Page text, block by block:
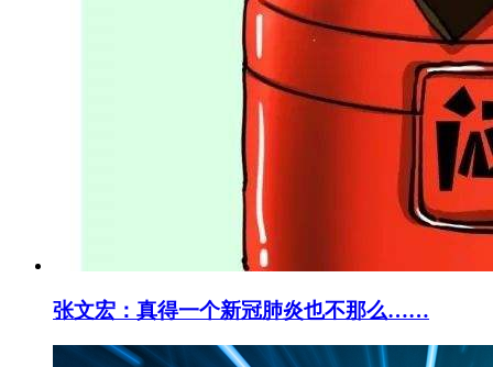
张文宏：真得一个新冠肺炎也不那么……